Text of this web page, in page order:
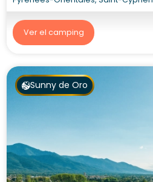
Ver el camping
Sunny de Oro